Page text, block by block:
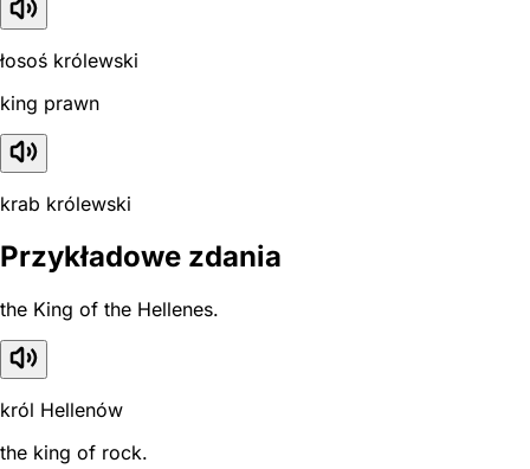
łosoś królewski
king prawn
krab królewski
Przykładowe zdania
the King of the Hellenes.
król Hellenów
the king of rock.